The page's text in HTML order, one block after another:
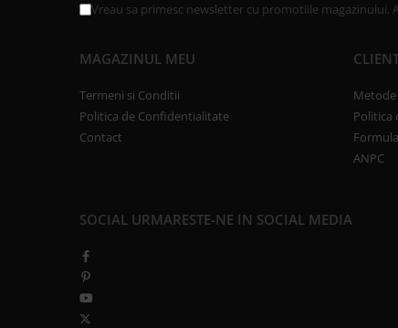
Vreau sa primesc newsletter cu promotiile magazinului.
MAGAZINUL MEU
Termeni si Conditii
Politica de Confidentialitate
Contact
Metode
Politica
ANPC
SOCIAL URMARESTE-NE IN SOCIAL MEDIA